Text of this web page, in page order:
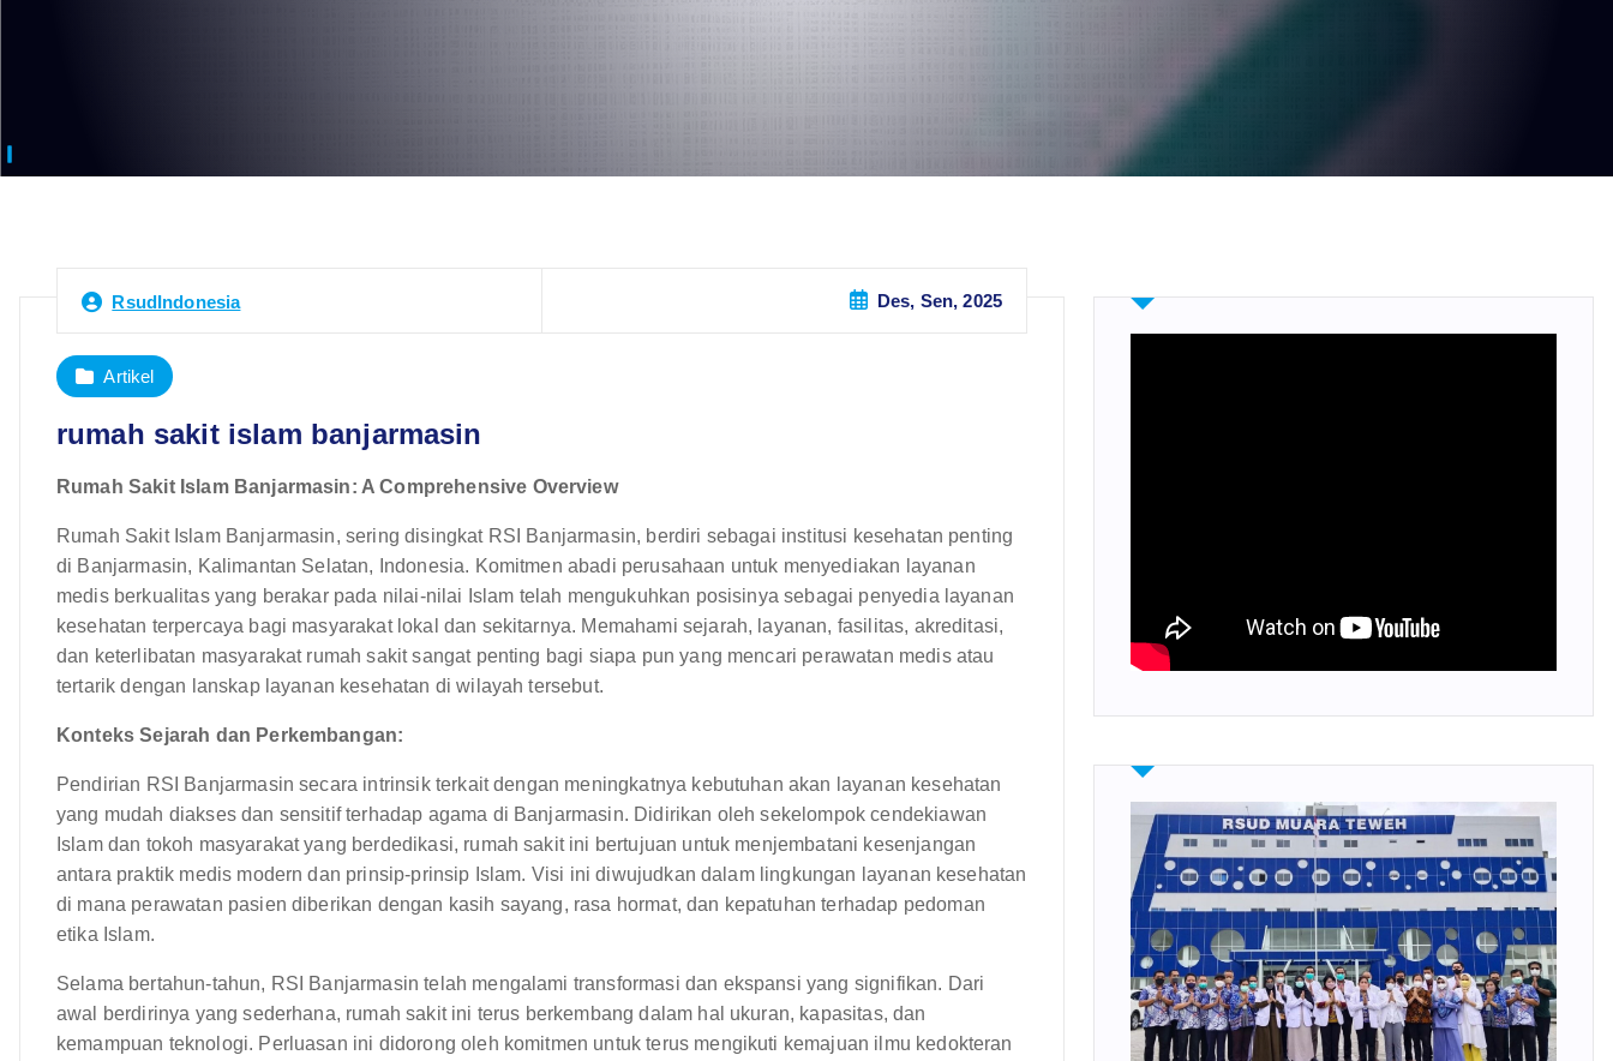
RsudIndonesia Des, Sen, 2025
Artikel
rumah sakit islam banjarmasin
Rumah Sakit Islam Banjarmasin: A Comprehensive Overview
Rumah Sakit Islam Banjarmasin, sering disingkat RSI Banjarmasin, berdiri sebagai institusi kesehatan penting
di Banjarmasin, Kalimantan Selatan, Indonesia. Komitmen abadi perusahaan untuk menyediakan layanan
medis berkualitas yang berakar pada nilai-nilai Islam telah mengukuhkan posisinya sebagai penyedia layanan
kesehatan terpercaya bagi masyarakat lokal dan sekitarnya. Memahami sejarah, layanan, fasilitas, akreditasi,
dan keterlibatan masyarakat rumah sakit sangat penting bagi siapa pun yang mencari perawatan medis atau
tertarik dengan lanskap layanan kesehatan di wilayah tersebut.
Konteks Sejarah dan Perkembangan:
Pendirian RSI Banjarmasin secara intrinsik terkait dengan meningkatnya kebutuhan akan layanan kesehatan
yang mudah diakses dan sensitif terhadap agama di Banjarmasin. Didirikan oleh sekelompok cendekiawan
Islam dan tokoh masyarakat yang berdedikasi, rumah sakit ini bertujuan untuk menjembatani kesenjangan
antara praktik medis modern dan prinsip-prinsip Islam. Visi ini diwujudkan dalam lingkungan layanan kesehatan
di mana perawatan pasien diberikan dengan kasih sayang, rasa hormat, dan kepatuhan terhadap pedoman
etika Islam.
Selama bertahun-tahun, RSI Banjarmasin telah mengalami transformasi dan ekspansi yang signifikan. Dari
awal berdirinya yang sederhana, rumah sakit ini terus berkembang dalam hal ukuran, kapasitas, dan
kemampuan teknologi. Perluasan ini didorong oleh komitmen untuk terus mengikuti kemajuan ilmu kedokteran